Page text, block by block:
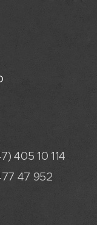
405 10 114
47 952